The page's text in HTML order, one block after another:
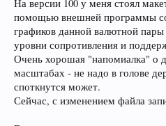
На версии 100 у меня стоял
помощью внешней программы
графиков данной валютной
уровни сопротивления и
Очень хорошая "напомиалка" о
масштабах - не надо в голове
споткнутся может.
Сейчас, с изменением файла